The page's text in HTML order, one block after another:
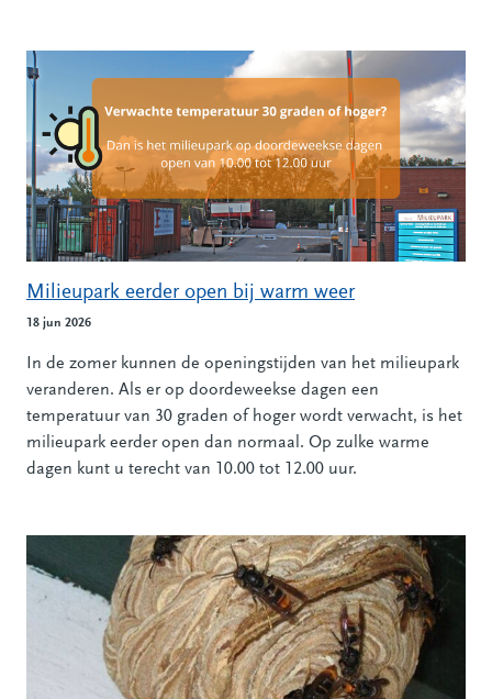
Milieupark eerder open bij warm weer
18 jun 2026
In de zomer kunnen de openingstijden van het milieupark
veranderen. Als er op doordeweekse dagen een
temperatuur van 30 graden of hoger wordt verwacht, is het
milieupark eerder open dan normaal. Op zulke warme
dagen kunt u terecht van 10.00 tot 12.00 uur.